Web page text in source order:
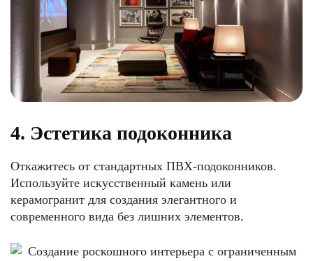
4. Эстетика подоконника
Откажитесь от стандартных ПВХ-подоконников.
Используйте искусственный камень или
керамогранит для создания элегантного и
современного вида без лишних элементов.